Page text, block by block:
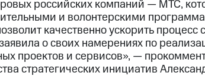
российских компаний — МТС,
и волонтерскими
качественно ускорить
о своих намерениях по
проектов и сервисов», —
стратегических инициатив